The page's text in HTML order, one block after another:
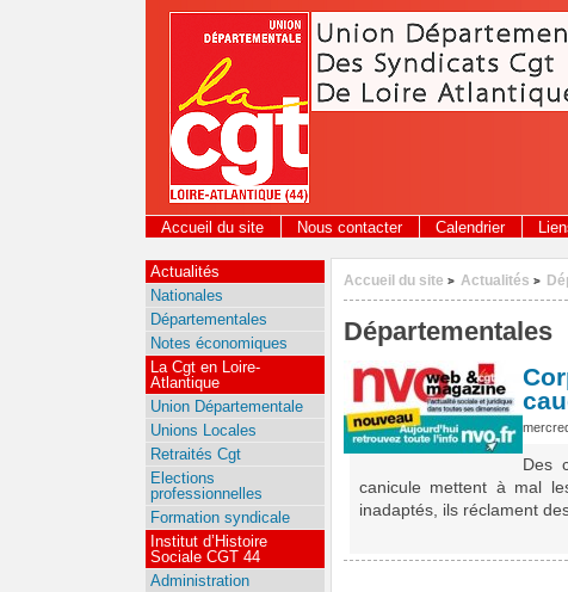
Panneau de gestion des cookies
Accueil du site Nous contacter Calendrier
Accueil du site > Actualités >
Départementales
Des
canicule mettent à mal
inadaptés, ils réclament
Actualités
Nationales
Départementales
Notes économiques
La Cgt en Loire-
Atlantique
Union Départementale
Unions Locales
Retraités Cgt
Elections
professionnelles
Formation syndicale
Institut d’Histoire
Sociale CGT 44
Administration